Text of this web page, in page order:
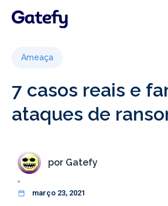
Ameaça
7 casos reais e
ataques de
por Gatefy
março 23, 2021